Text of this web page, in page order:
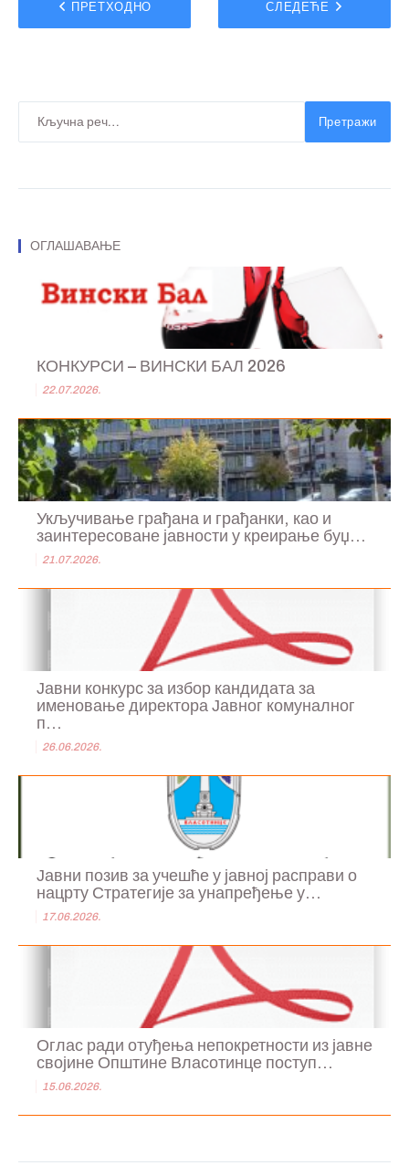
ПРЕТХОДНО СЛЕДЕЋЕ
Претражи
ОГЛАШАВАЊЕ
КОНКУРСИ – ВИНСКИ БАЛ 2026
22.07.2026.
Укључивање грађана и грађанки, као и
заинтересоване јавности у креирање буџ...
21.07.2026.
Јавни конкурс за избор кандидата за
именовање директора Јавног комуналног
п...
26.06.2026.
Јавни позив за учешће у јавној расправи о
нацрту Стратегије за унапређење у...
17.06.2026.
Оглас ради отуђења непокретности из јавне
својине Општине Власотинце поступ...
15.06.2026.